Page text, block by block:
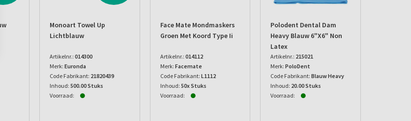
Monoart Towel Up
Lichtblauw
Artikelnr.: 014300
Merk: Euronda
Code Fabrikant: 21820439
Inhoud: 500.00 Stuks
Voorraad:
Face Mate Mondmaskers
Groen Met Koord Type Ii
Artikelnr.: 014112
Merk: Facemate
Code Fabrikant: L1112
Inhoud: 50x Stuks
Voorraad:
Polodent Dental Dam
Heavy Blauw 6"x6" Non
Latex
Artikelnr.: 215021
Merk: PoloDent
Code Fabrikant: Blauw Heavy
Inhoud: 20.00 Stuks
Voorraad: